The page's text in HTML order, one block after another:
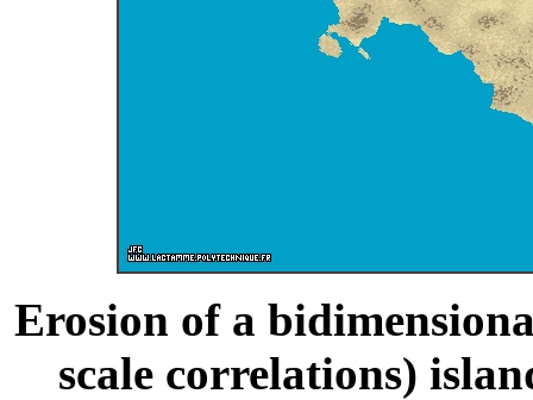
Erosion of a
scale correlations)